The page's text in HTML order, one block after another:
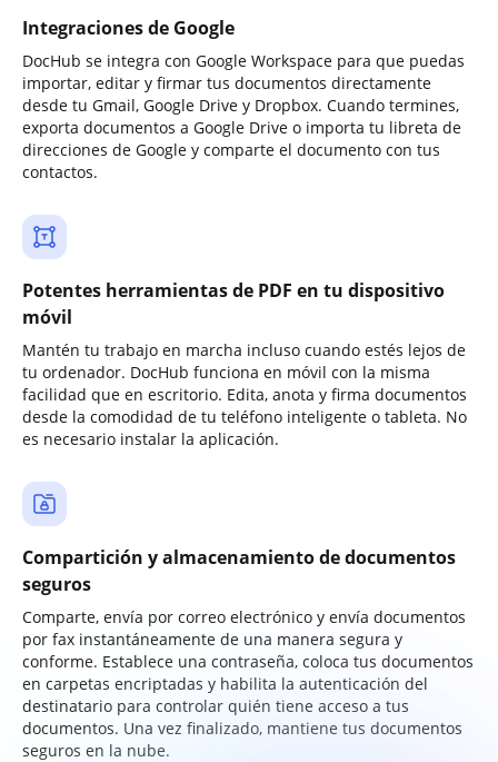
Integraciones de Google
DocHub se integra con Google Workspace para que puedas
importar, editar y firmar tus documentos directamente
desde tu Gmail, Google Drive y Dropbox. Cuando termines,
exporta documentos a Google Drive o importa tu libreta de
direcciones de Google y comparte el documento con tus
contactos.
Potentes herramientas de PDF en tu dispositivo
móvil
Mantén tu trabajo en marcha incluso cuando estés lejos de
tu ordenador. DocHub funciona en móvil con la misma
facilidad que en escritorio. Edita, anota y firma documentos
desde la comodidad de tu teléfono inteligente o tableta. No
es necesario instalar la aplicación.
Compartición y almacenamiento de documentos
seguros
Comparte, envía por correo electrónico y envía documentos
por fax instantáneamente de una manera segura y
conforme. Establece una contraseña, coloca tus documentos
en carpetas encriptadas y habilita la autenticación del
destinatario para controlar quién tiene acceso a tus
documentos. Una vez finalizado, mantiene tus documentos
seguros en la nube.